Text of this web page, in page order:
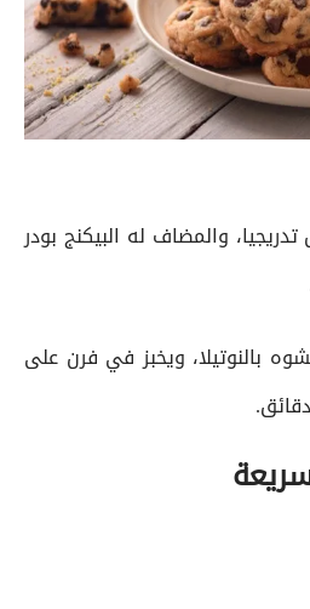
والمضاف له البيكنج بودر
بالنوتيلا، ويخبز في فرن على